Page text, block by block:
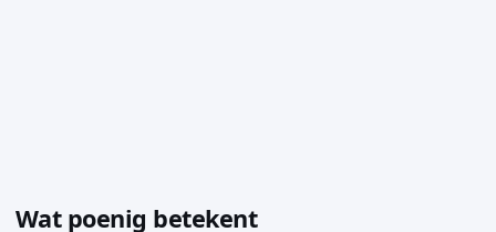
Wat poenig betekent